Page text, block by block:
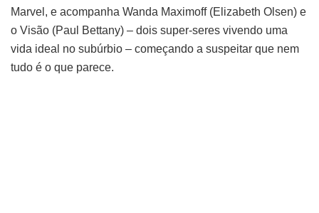
Marvel, e acompanha Wanda Maximoff (Elizabeth Olsen) e
o Visão (Paul Bettany) – dois super-seres vivendo uma
vida ideal no subúrbio – começando a suspeitar que nem
tudo é o que parece.